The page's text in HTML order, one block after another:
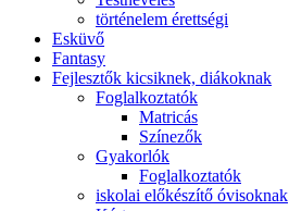
történelem érettségi
Esküvő
Fantasy
Fejlesztők kicsiknek, diákoknak
Foglalkoztatók
Matricás
Színezők
Gyakorlók
Foglalkoztatók
iskolai előkészítő óvisoknak